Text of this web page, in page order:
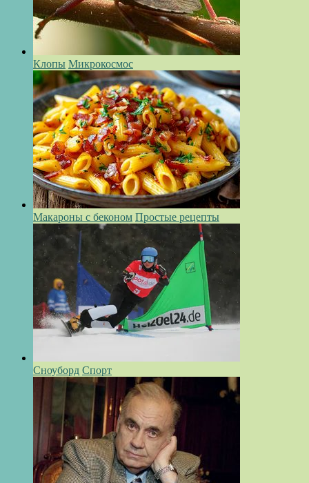
Клопы Микрокосмос
Макароны с беконом Простые рецепты
Сноуборд Спорт